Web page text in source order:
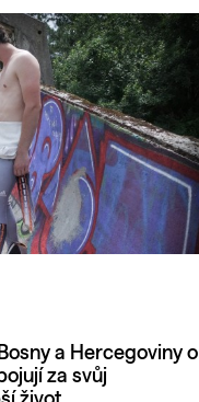
a Hercegoviny o
za svůj